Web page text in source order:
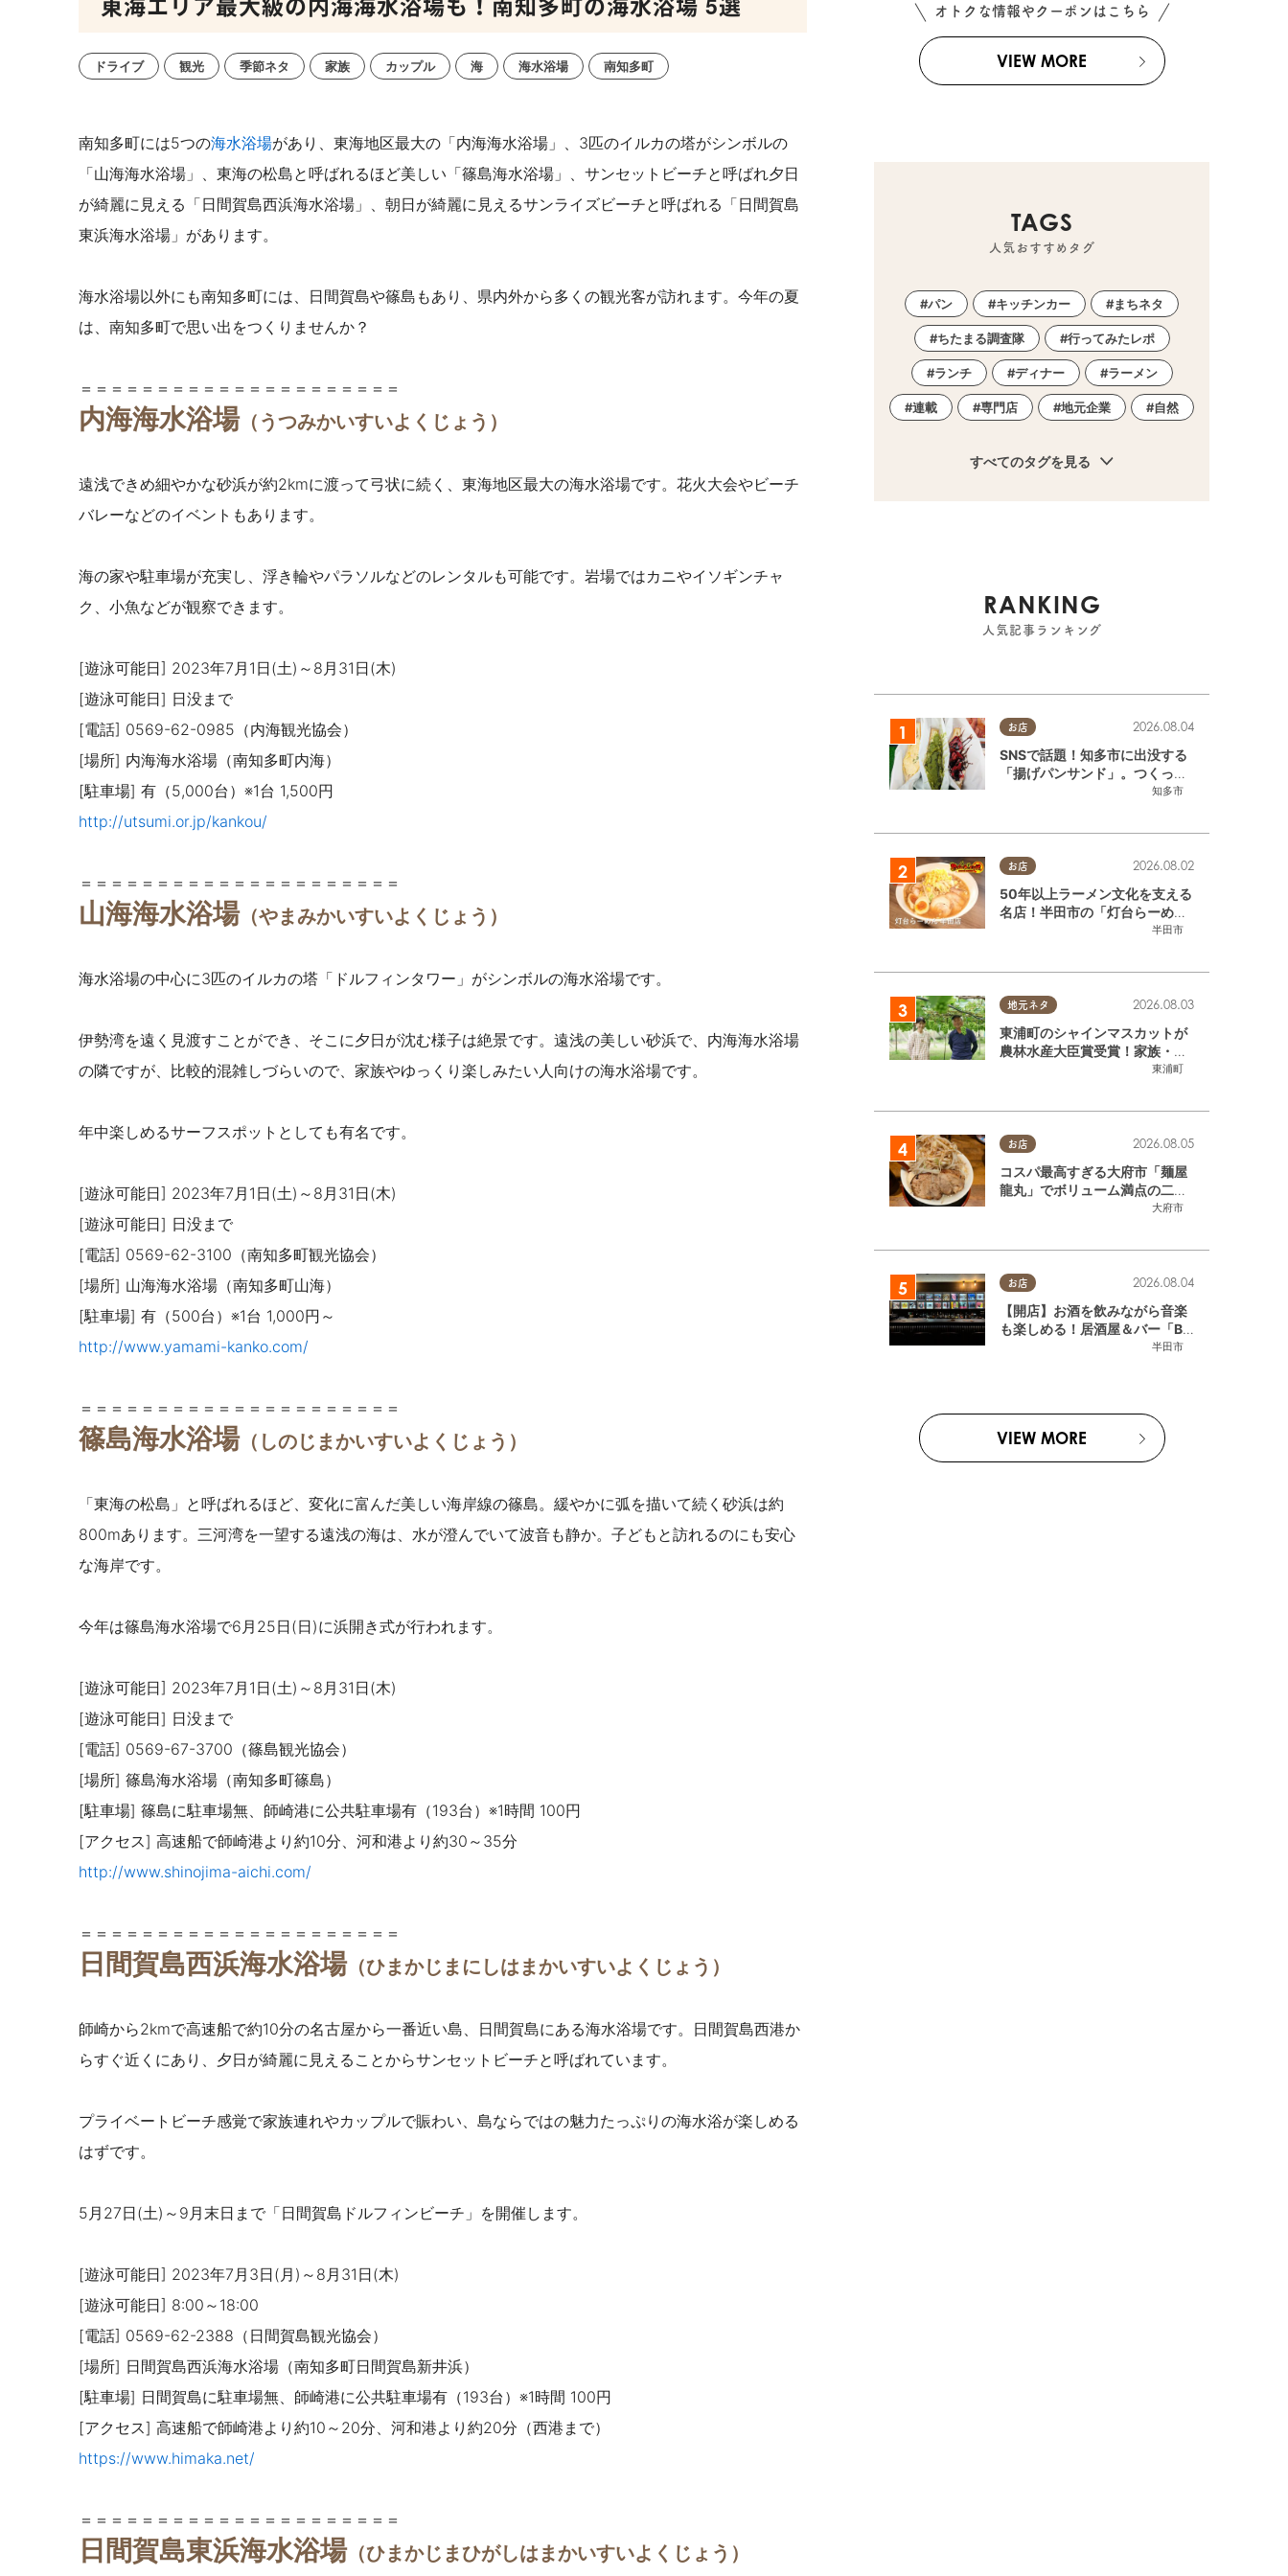
ドライブ 観光 季節ネタ 家族 カップル 海 海水浴場 南知多町
南知多町には5つの海水浴場があり、東海地区最大の「内海海水浴場」、3匹のイルカの塔がシンボルの
「山海海水浴場」、東海の松島と呼ばれるほど美しい「篠島海水浴場」、サンセットビーチと呼ばれ夕日
が綺麗に見える「日間賀島西浜海水浴場」、朝日が綺麗に見えるサンライズビーチと呼ばれる「日間賀島
東浜海水浴場」があります。
海水浴場以外にも南知多町には、日間賀島や篠島もあり、県内外から多くの観光客が訪れます。 今年の夏
は、南知多町で思い出をつくりませんか？
＝＝＝＝＝＝＝＝＝＝＝＝＝＝＝＝＝＝＝＝＝
内海海水浴場（うつみかいすいよくじょう）
遠浅できめ細やかな砂浜が約2kmに渡って弓状に続く、東海地区最大の海水浴場です。花火大会やビーチ
バレーなどのイベントもあります。
海の家や駐車場が充実し、浮き輪やパラソルなどのレンタルも可能です。岩場ではカニやイソギンチャ
ク、小魚などが観察できます。
[遊泳可能日] 2023年7月1日(土)～8月31日(木)
[遊泳可能日] 日没まで
[電話] 0569-62-0985（内海観光協会）
[場所] 内海海水浴場 （南知多町内海）
[駐車場] 有（5,000台）※1台 1,500円
http://utsumi.or.jp/kankou/
＝＝＝＝＝＝＝＝＝＝＝＝＝＝＝＝＝＝＝＝＝
山海海水浴場（やまみかいすいよくじょう）
海水浴場の中心に3匹のイルカの塔「ドルフィンタワー」がシンボルの海水浴場です。
伊勢湾を遠く見渡すことができ、 そこに夕日が沈む様子は絶景です。 遠浅の美しい砂浜で、内海海水浴場
の隣ですが、比較的混雑しづらいので、家族やゆっくり楽しみたい人向けの海水浴場です。
年中楽しめるサーフスポットとしても有名です。
[遊泳可能日] 2023年7月1日(土)～8月31日(木)
[遊泳可能日] 日没まで
[電話] 0569-62-3100（南知多町観光協会）
[場所] 山海海水浴場 （南知多町山海）
[駐車場] 有（500台）※1台 1,000円～
http://www.yamami-kanko.com/
＝＝＝＝＝＝＝＝＝＝＝＝＝＝＝＝＝＝＝＝＝
篠島海水浴場（しのじまかいすいよくじょう）
「東海の松島」と呼ばれるほど、変化に富んだ美しい海岸線の篠島。緩やかに弧を描いて続く砂浜は約
800mあります。三河湾を一望する遠浅の海は、水が澄んでいて波音も静か。子どもと訪れるのにも安心
な海岸です。
今年は篠島海水浴場で6月25日(日)に浜開き式が行われます。
[遊泳可能日] 2023年7月1日(土)～8月31日(木)
[遊泳可能日] 日没まで
[電話] 0569-67-3700（篠島観光協会）
[場所] 篠島海水浴場 （南知多町篠島）
[駐車場] 篠島に駐車場無、師崎港に公共駐車場有（193台）※1時間 100円
[アクセス] 高速船で師崎港より約10分、河和港より約30～35分
http://www.shinojima-aichi.com/
＝＝＝＝＝＝＝＝＝＝＝＝＝＝＝＝＝＝＝＝＝
日間賀島西浜海水浴場（ひまかじまにしはまかいすいよくじょう）
師崎から2kmで高速船で約10分の名古屋から一番近い島、日間賀島にある海水浴場です。日間賀島西港か
らすぐ近くにあり、夕日が綺麗に見えることからサンセットビーチと呼ばれています。
プライベートビーチ感覚で家族連れやカップルで賑わい、島ならではの魅力たっぷりの海水浴が楽しめる
はずです。
5月27日(土)～9月末日まで「日間賀島ドルフィンビーチ」を開催します。
[遊泳可能日] 2023年7月3日(月)～8月31日(木)
[遊泳可能日] 8:00～18:00
[電話] 0569-62-2388（日間賀島観光協会）
[場所] 日間賀島西浜海水浴場（南知多町日間賀島新井浜）
[駐車場] 日間賀島に駐車場無、師崎港に公共駐車場有（193台）※1時間 100円
[アクセス] 高速船で師崎港より約10～20分、河和港より約20分（西港まで）
https://www.himaka.net/
＝＝＝＝＝＝＝＝＝＝＝＝＝＝＝＝＝＝＝＝＝
日間賀島東浜海水浴場（ひまかじまひがしはまかいすいよくじょう）
オトクな情報やクーポンはこちら
VIEW MORE
TAGS
人気おすすめタグ
パン キッチンカー まちネタ
ちたまる調査隊 行ってみたレポ
ランチ ディナー ラーメン
連載 専門店 地元企業 自然
すべてのタグを見る
RANKING
人気記事ランキング
お店
知多市
2026.08.04
SNSで話題！知多市に出没する
「揚げパンサンド」。つくって
いるのはお祭りお兄さん!?【ち
お店
半田市
2026.08.02
50年以上ラーメン文化を支える
名店！半田市の「灯台らーめん
半田店」へ【熱血ラーメン伝 8
地元ネタ
東浦町
2026.08.03
東浦町のシャインマスカットが
農林水産大臣賞受賞！家族・仲
間と歩んだ「水野農園」ブドウ
お店
大府市
2026.08.05
コスパ最高すぎる大府市「麺屋
龍丸」でボリューム満点の二郎
系ラーメンを堪能してきた
お店
半田市
2026.08.04
【開店】お酒を飲みながら音楽
も楽しめる！居酒屋＆バー「BL
OOMY（ブルーミー）」が7/3
VIEW MORE